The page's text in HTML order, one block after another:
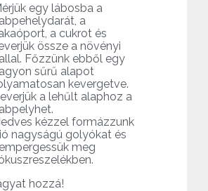
egy lábosba a
a
a cukrot és
össze a növényi
Főzzünk ebből egy
sűrű alapot
kevergetve.
a lehűlt alaphoz a
kézzel formázzunk
nagyságú golyókat és
meg
hozzá!